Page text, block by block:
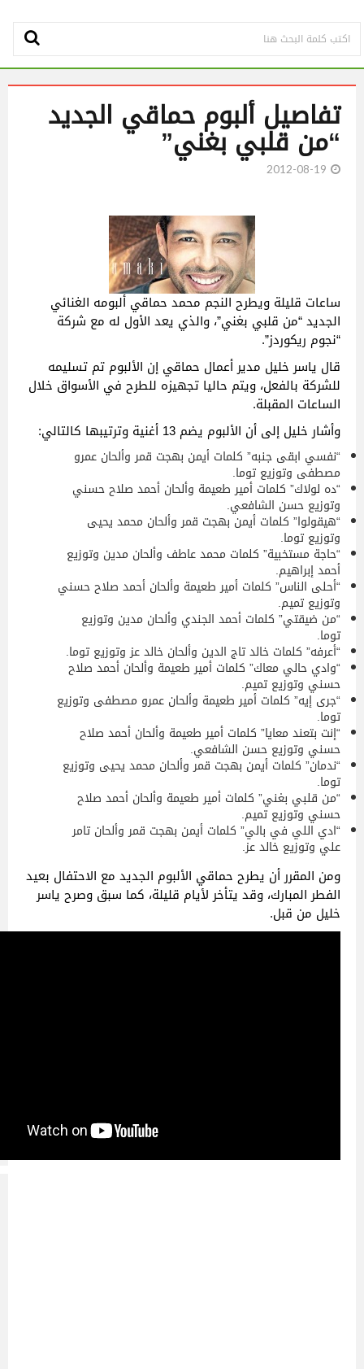
تفاصيل ألبوم حماقي الجديد
“من قلبي بغني”
2012-08-19
ساعات قليلة ويطرح النجم محمد حماقي ألبومه الغنائي
الجديد “من قلبي بغني”، والذي يعد الأول له مع شركة
“نجوم ريكوردز”.
قال ياسر خليل مدير أعمال حماقي إن الألبوم تم تسليمه
للشركة بالفعل، ويتم حاليا تجهيزه للطرح في الأسواق خلال
الساعات المقبلة.
وأشار خليل إلى أن الألبوم يضم 13 أغنية وترتيبها كالتالي:
“نفسي ابقى جنبه” كلمات أيمن بهجت قمر وألحان عمرو
مصطفى وتوزيع توما.
“ده لولاك” كلمات أمير طعيمة وألحان أحمد صلاح حسني
وتوزيع حسن الشافعي.
“هيقولوا” كلمات أيمن بهجت قمر وألحان محمد يحيى
وتوزيع توما.
“حاجة مستخبية” كلمات محمد عاطف وألحان مدين وتوزيع
أحمد إبراهيم.
“أحلى الناس” كلمات أمير طعيمة وألحان أحمد صلاح حسني
وتوزيع تميم.
“من ضيقتي” كلمات أحمد الجندي وألحان مدين وتوزيع
توما.
“أعرفه” كلمات خالد تاج الدين وألحان خالد عز وتوزيع توما.
“وادي حالي معاك” كلمات أمير طعيمة وألحان أحمد صلاح
حسني وتوزيع تميم.
“جرى إيه” كلمات أمير طعيمة وألحان عمرو مصطفى وتوزيع
توما.
“إنت بتعند معايا” كلمات أمير طعيمة وألحان أحمد صلاح
حسني وتوزيع حسن الشافعي.
“ندمان” كلمات أيمن بهجت قمر وألحان محمد يحيى وتوزيع
توما.
“من قلبي بغني” كلمات أمير طعيمة وألحان أحمد صلاح
حسني وتوزيع تميم.
“ادي اللي في بالي” كلمات أيمن بهجت قمر وألحان تامر
علي وتوزيع خالد عز.
ومن المقرر أن يطرح حماقي الألبوم الجديد مع الاحتفال بعيد
الفطر المبارك، وقد يتأخر لأيام قليلة، كما سبق وصرح ياسر
خليل من قبل.